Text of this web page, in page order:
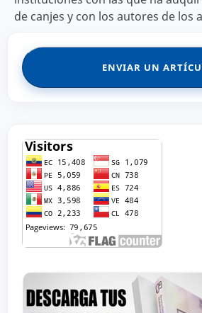
de canjes y con los autores de los
ENVIAR UN